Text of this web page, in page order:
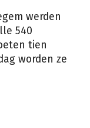
werden
540
tien
worden ze